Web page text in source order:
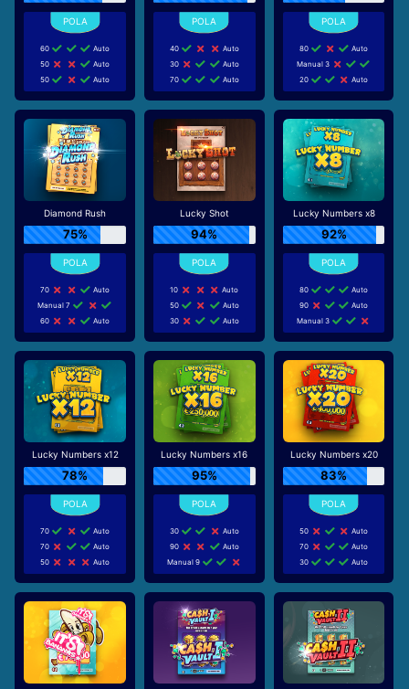
60
Auto
50
Auto
50
Auto
40
Auto
30
Auto
70
Auto
80
Auto
Manual 3
20
Auto
Diamond Rush
75%
70
Auto
Manual 7
60
Auto
Lucky Shot
94%
10
Auto
50
Auto
30
Auto
Lucky Numbers x8
92%
80
Auto
90
Auto
Manual 3
Lucky Numbers x12
78%
70
Auto
70
Auto
50
Auto
Lucky Numbers x16
95%
30
Auto
90
Auto
Manual 9
Lucky Numbers x20
83%
50
Auto
70
Auto
30
Auto